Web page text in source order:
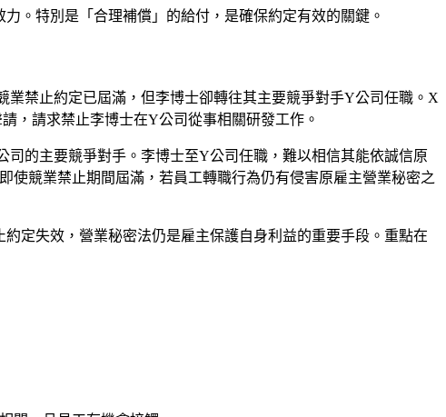
。特別是「合理補償」的給付，是確保約定有效的關鍵。
禁止約定已屆滿，但李博士卻轉往其主要競爭對手Y公司任職。X
，請求禁止李博士在Y公司從事相關研發工作。
的主要競爭對手。李博士至Y公司任職，難以相信其能依誠信原
即使競業禁止期間屆滿，若員工轉職行為仍有侵害原雇主營業秘密之
定失效，營業秘密法仍是雇主保護自身利益的重要手段。重點在